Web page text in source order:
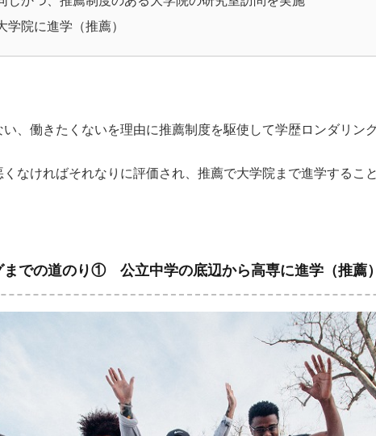
学院に進学（推薦）
、働きたくないを理由に推薦制度を駆使して学歴ロンダリン
なければそれなりに評価され、推薦で大学院まで進学するこ
までの道のり① 公立中学の底辺から高専に進学（推薦）